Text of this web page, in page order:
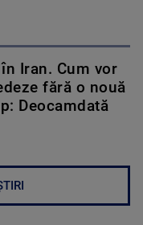
Iran. Cum vor
fără o nouă
Deocamdată